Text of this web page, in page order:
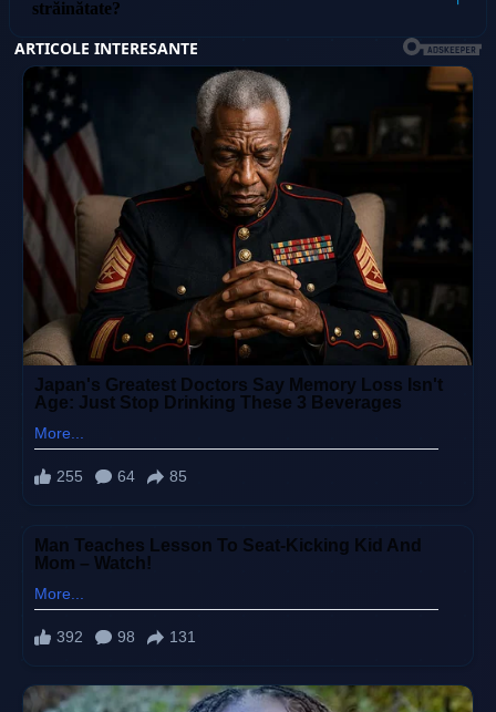
străinătate?